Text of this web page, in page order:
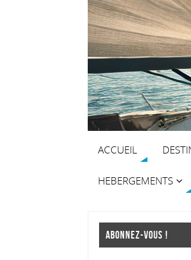
ACCUEIL
HEBERGEMENTS
ABONNEZ-VOUS !